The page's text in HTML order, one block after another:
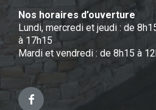
Nos horaires d’ouverture
Lundi, mercredi et jeudi : de
à 17h15
Mardi et vendredi : de 8h15 à
Facebook